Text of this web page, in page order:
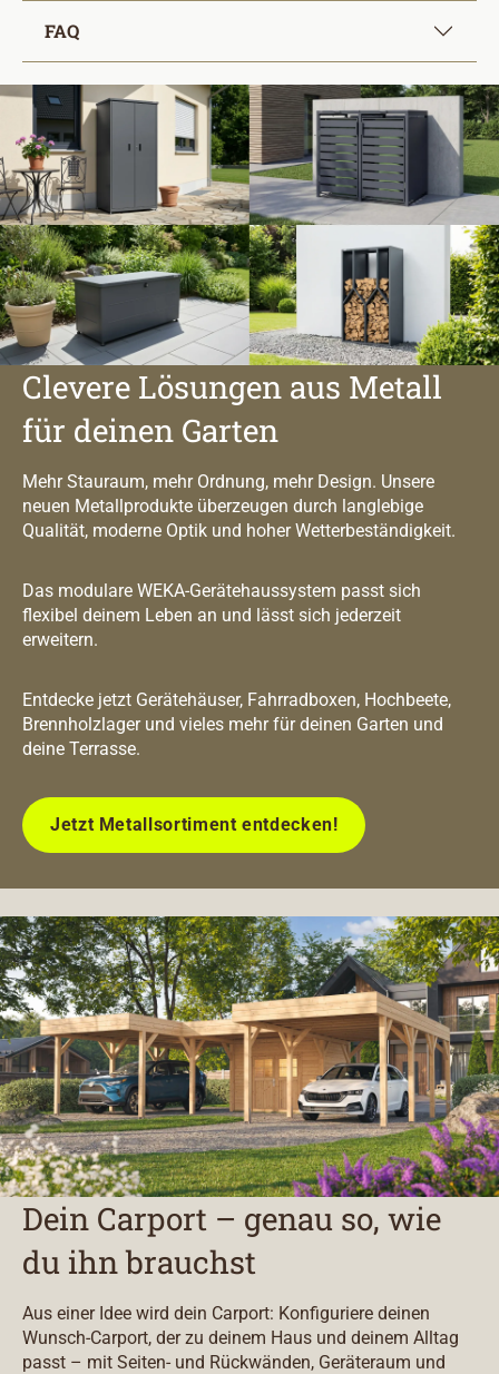
FAQ
Clevere Lösungen aus Metall
für deinen Garten
Mehr Stauraum, mehr Ordnung, mehr Design. Unsere
neuen Metallprodukte überzeugen durch langlebige
Qualität, moderne Optik und hoher Wetterbeständigkeit.
Das modulare WEKA-Gerätehaussystem passt sich
flexibel deinem Leben an und lässt sich jederzeit
erweitern.
Entdecke jetzt Gerätehäuser, Fahrradboxen, Hochbeete,
Brennholzlager und vieles mehr für deinen Garten und
deine Terrasse.
Jetzt Metallsortiment entdecken!
Dein Carport – genau so, wie
du ihn brauchst
Aus einer Idee wird dein Carport: Konfiguriere deinen
Wunsch-Carport, der zu deinem Haus und deinem Alltag
passt – mit Seiten- und Rückwänden, Geräteraum und